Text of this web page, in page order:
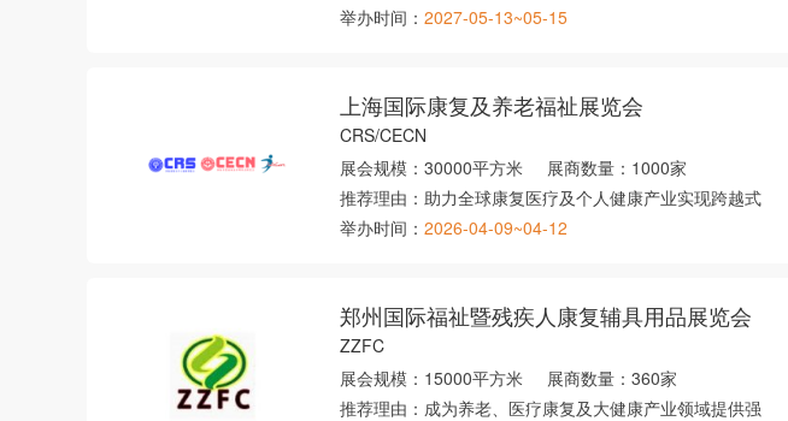
举办时间： 2027-05-13~05-15
上海国际康复及养老福祉展览会
CRS/CECN
展会规模： 30000平方米 展商数量： 1000家
推荐理由： 助力全球康复医疗及个人健康产业实现跨越式
举办时间： 2026-04-09~04-12
郑州国际福祉暨残疾人康复辅具用品展览会
ZZFC
展会规模： 15000平方米 展商数量： 360家
推荐理由： 成为养老、医疗康复及大健康产业领域提供强